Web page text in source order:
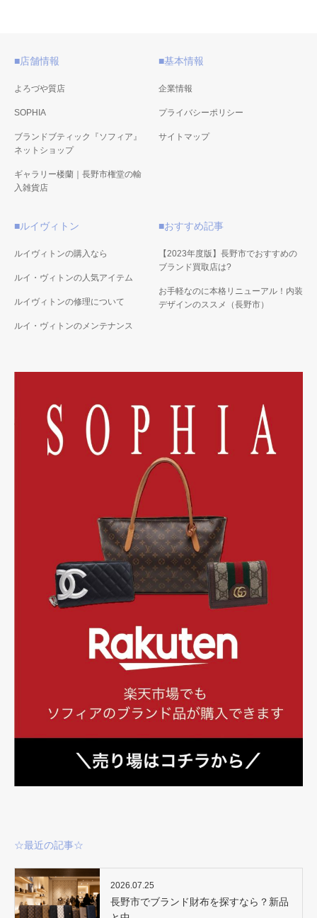
■店舗情報
よろづや質店
SOPHIA
ブランドブティック『ソフィア』
ネットショップ
ギャラリー楼蘭｜長野市権堂の輸
入雑貨店
■基本情報
企業情報
プライバシーポリシー
サイトマップ
■ルイヴィトン
ルイヴィトンの購入なら
ルイ・ヴィトンの人気アイテム
ルイヴィトンの修理について
ルイ・ヴィトンのメンテナンス
■おすすめ記事
【2023年度版】長野市でおすすめの
ブランド買取店は?
お手軽なのに本格リニューアル！内装
デザインのススメ（長野市）
☆最近の記事☆
2026.07.25
長野市でブランド財布を探すなら？新品